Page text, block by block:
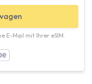
E-Mail mit Ihrer eSIM.